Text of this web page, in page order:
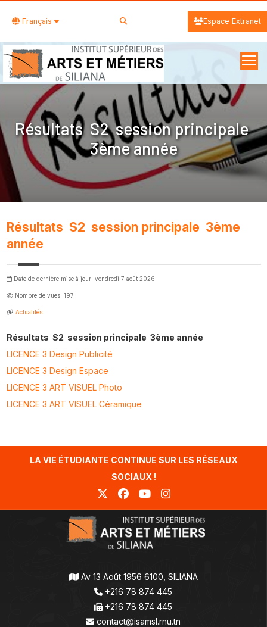
Français Espace Extranet
Résultats S2 session principale
3ème année
Résultats S2 session principale 3ème
année
Date de dernière mise à jour: vendredi 7 août 2026
Nombre de vues: 197
Actualités
Résultats S2 session principale 3ème année
LICENCE 3 Design Publicité
LICENCE 3 Design Espace
LICENCE 3 ART VISUEL Photo
LICENCE 3 ART VISUEL Céramique
LA VIE ÉTUDIANTE CONTINUE SUR LES RÉSEAUX
SOCIAUX !
Av 13 Août 1956 6100, SILIANA
+216 78 874 445
+216 78 874 445
contact@isamsl.rnu.tn